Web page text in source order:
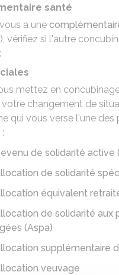
santé
a une
vérifiez si l'autre
mettez en
votre changement de
qui vous verse l'une des
de solidarité active
de solidarité
équivalent
de solidarité aux
(Aspa)
supplémentaire
veuvage